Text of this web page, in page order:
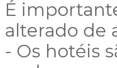
É
alterado de
- Os hotéis